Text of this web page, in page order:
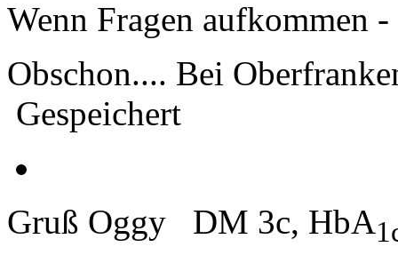
Wenn Fragen aufkommen
Obschon.... Bei
Gespeichert
Gruß Oggy DM 3c, HbA